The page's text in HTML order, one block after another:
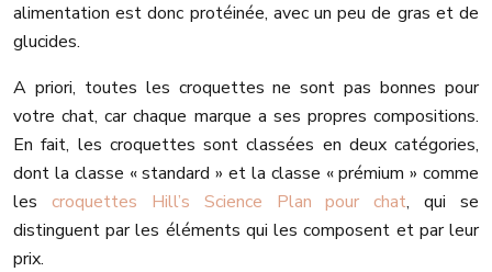
alimentation est donc protéinée, avec un peu de gras et de
glucides.
A priori, toutes les croquettes ne sont pas bonnes pour
votre chat, car chaque marque a ses propres compositions.
En fait, les croquettes sont classées en deux catégories,
dont la classe « standard » et la classe « prémium » comme
les croquettes Hill’s Science Plan pour chat, qui se
distinguent par les éléments qui les composent et par leur
prix.